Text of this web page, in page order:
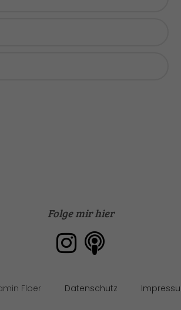
Folge mir hier
Floer Datenschutz